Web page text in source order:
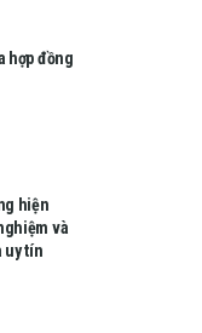
hợp đồng
hiện
và
uy tín